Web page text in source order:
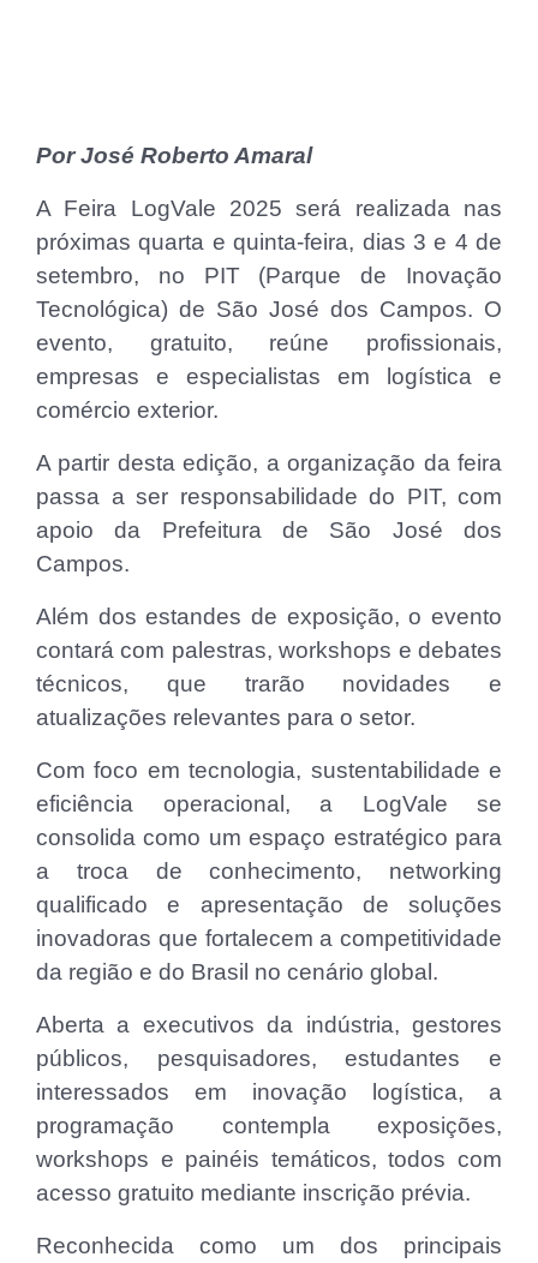
Por José Roberto Amaral
A Feira LogVale 2025 será realizada nas
próximas quarta e quinta-feira, dias 3 e 4 de
setembro, no PIT (Parque de Inovação
Tecnológica) de São José dos Campos. O
evento, gratuito, reúne profissionais,
empresas e especialistas em logística e
comércio exterior.
A partir desta edição, a organização da feira
passa a ser responsabilidade do PIT, com
apoio da Prefeitura de São José dos
Campos.
Além dos estandes de exposição, o evento
contará com palestras, workshops e debates
técnicos, que trarão novidades e
atualizações relevantes para o setor.
Com foco em tecnologia, sustentabilidade e
eficiência operacional, a LogVale se
consolida como um espaço estratégico para
a troca de conhecimento, networking
qualificado e apresentação de soluções
inovadoras que fortalecem a competitividade
da região e do Brasil no cenário global.
Aberta a executivos da indústria, gestores
públicos, pesquisadores, estudantes e
interessados em inovação logística, a
programação contempla exposições,
workshops e painéis temáticos, todos com
acesso gratuito mediante inscrição prévia.
Reconhecida como um dos principais